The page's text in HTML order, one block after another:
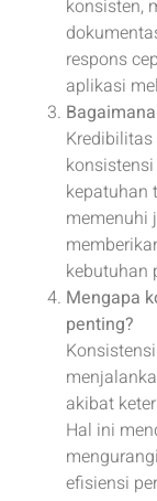
konsisten,
respons
aplikasi
kepatuhan
memenuhi
kebutuhan
Mengapa
penting?
akibat
Hal ini
efisiensi